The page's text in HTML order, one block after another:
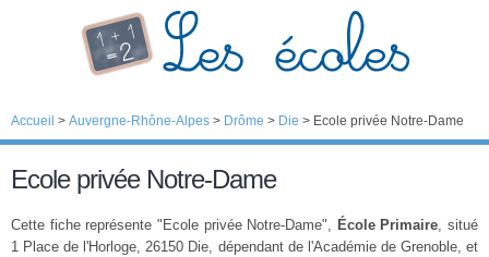
Accueil > Auvergne-Rhône-Alpes > Drôme > Die > Ecole privée Notre-Dame
Ecole privée Notre-Dame
Cette fiche représente "Ecole privée Notre-Dame", École Primaire, situé
1 Place de l'Horloge, 26150 Die, dépendant de l'Académie de Grenoble, et